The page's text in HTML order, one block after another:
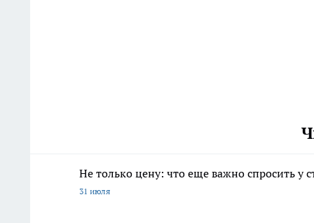
Не только цену: что еще важно спросить у
31 июля